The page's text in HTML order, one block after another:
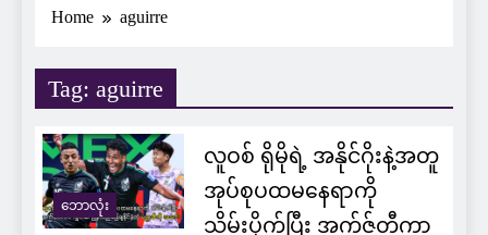
Home aguirre
Tag: aguirre
ဘောလုံး
လူဝစ် ရိုမိုရဲ့ အနိုင်ဂိုးနဲ့အတူ
အုပ်စုပထမနေရာကို
သိမ်းပိုက်ပြီး အက်ဇ်တီကာ